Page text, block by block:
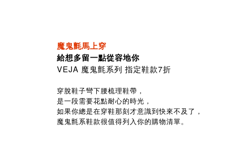
魔鬼氈馬上穿
給想多留一點從容地你
VEJA 魔鬼氈系列 指定鞋款7折
穿脫鞋子彎下腰梳理鞋帶，
是一段需要花點耐心的時光，
如果你總是在穿鞋那刻才意識到快來不及了，
魔鬼氈系鞋款很值得列入你的購物清單。